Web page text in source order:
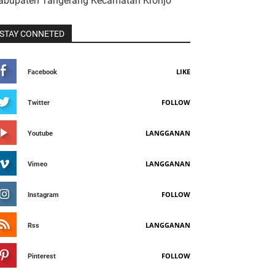
STAY CONNETED
Facebook LIKE
Twitter FOLLOW
Youtube LANGGANAN
Vimeo LANGGANAN
Instagram FOLLOW
Rss LANGGANAN
Pinterest FOLLOW